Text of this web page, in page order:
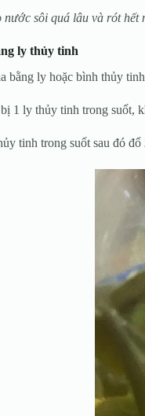
sôi quá lâu và rót hết
ly thủy tinh
bằng ly hoặc bình thủy
1 ly thủy tinh trong suốt,
tinh trong suốt sau đó